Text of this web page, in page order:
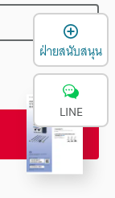
ฝ่ายสนับสนุน
LINE